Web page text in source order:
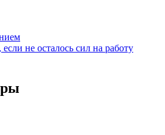
не осталось сил на работу